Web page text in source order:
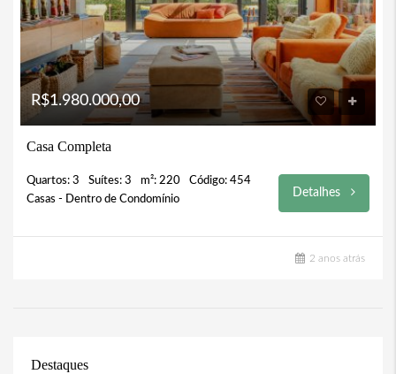
R$1.980.000,00
Casa Completa
Quartos: 3 Suítes: 3 m²: 220
Código: 454
Casas - Dentro de Condomínio
Detalhes
2 anos atrás
Destaques